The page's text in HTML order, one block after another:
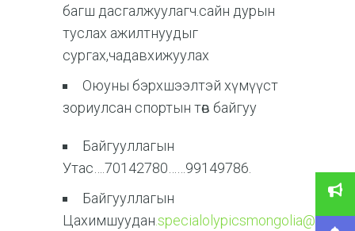
багш дасгалжуулагч.сайн дурын
туслах ажилтнуудыг
сургах,чадавхижуулах
Оюуны бэрхшээлтэй хүмүүст
зориулсан спортын төв байгуу
Байгууллагын
Утас….70142780……99149786.
Байгууллагын
Цахимшуудан